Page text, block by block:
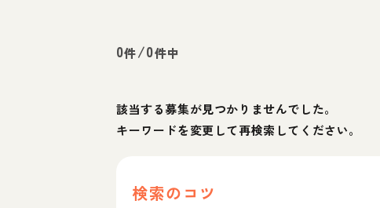
0件/0件中
該当する募集が見つかりませんでした。
キーワードを変更して再検索してください。
検索のコツ